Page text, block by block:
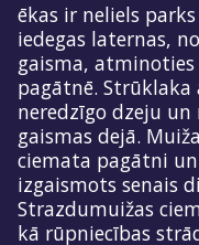
ēkas ir neliels
iedegas laternas,
gaisma,
pagātnē.
neredzīgo dzeju un
gaismas dejā.
ciemata pagātni
izgaismots senais
Strazdumuižas
kā rūpniecības